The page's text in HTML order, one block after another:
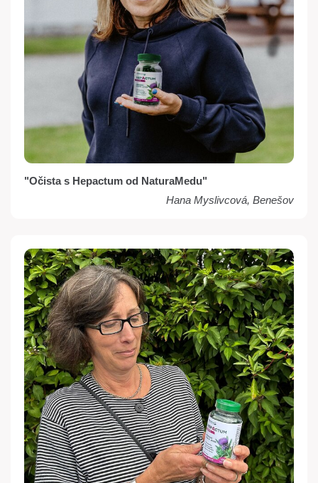
"Očista s Hepactum od NaturaMedu"
Hana Myslivcová, Benešov